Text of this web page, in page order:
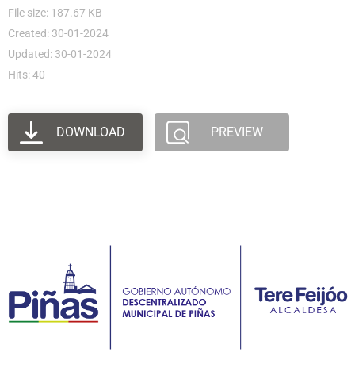
File size: 187.67 KB
Created: 30-01-2024
Updated: 30-01-2024
Hits: 40
DOWNLOAD PREVIEW